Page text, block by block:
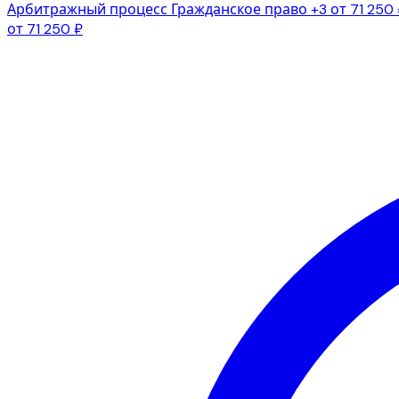
Арбитражный процесс Гражданское право +3 от 71 250
от 71 250 ₽